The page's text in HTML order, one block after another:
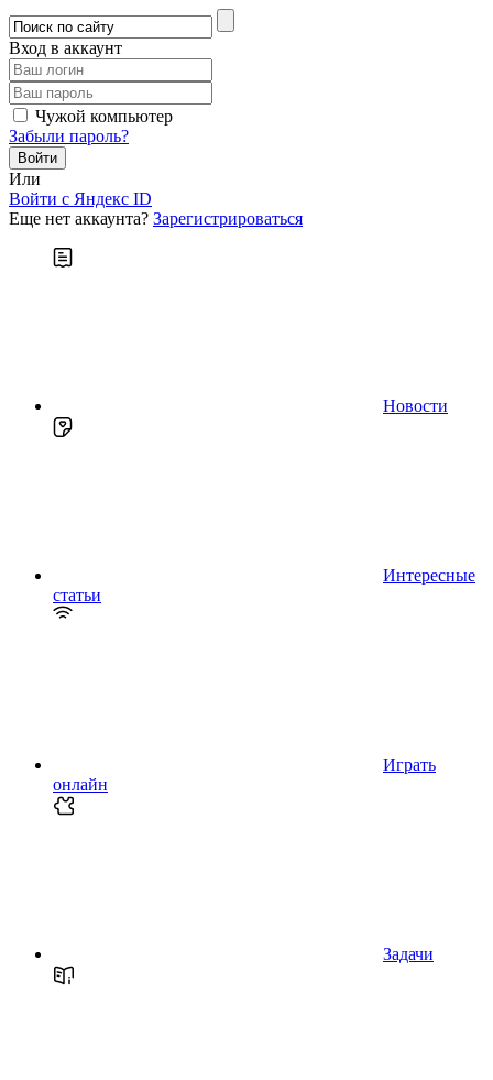
Вход в аккаунт
Чужой компьютер
Забыли пароль?
Или
Войти c Яндекс ID
Еще нет аккаунта? Зарегистрироваться
Новости
Интересные
статьи
Играть
онлайн
Задачи